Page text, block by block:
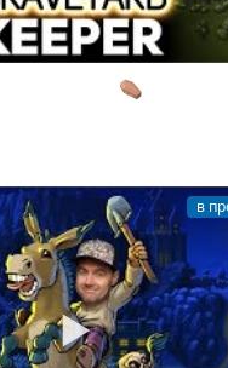
и котлетки⚰️ Graveyard
в